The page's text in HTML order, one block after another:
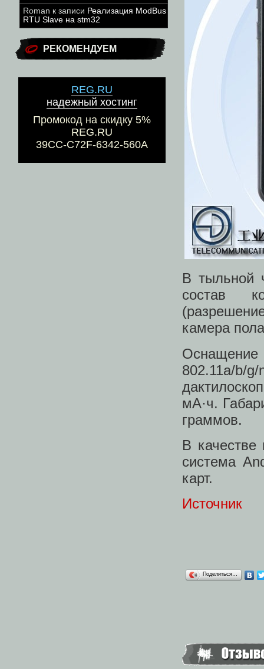
Roman к записи Реализация ModBus
RTU Slave на stm32
РЕКОМЕНДУЕМ
REG.RU
надежный хостинг
Промокод на скидку 5%
REG.RU
39CC-C72F-6342-560A
В тыльной
состав
камера
Оснащение
мА·ч.
граммов.
В качестве
система
карт.
Источник
Поделиться…